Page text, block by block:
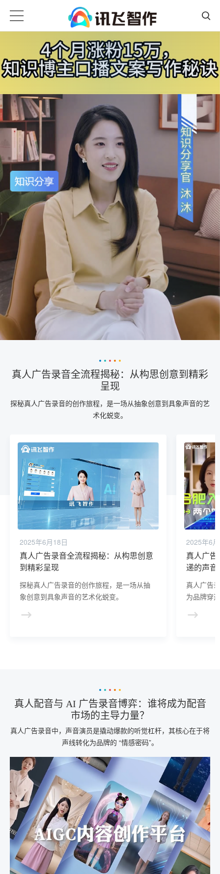
真人广告录音全流程揭秘：从构思创意到精彩
呈现
探秘真人广告录音的创作旅程，是一场从抽象创意到具象声音的艺
术化蜕变。
2025年6月18日
真人广告录音全流程揭秘：从构思创意
到精彩呈现
探秘真人广告录音的创作旅程，是一场从抽
象创意到具象声音的艺术化蜕变。
2025年6
真人广告
递的声音
真人广告
为品牌穿
真人配音与 AI 广告录音博弈：谁将成为配音
市场的主导力量？
真人广告录音中，声音演员是撬动爆款的听觉杠杆，其核心在于将
声线转化为品牌的 “情感密码”。